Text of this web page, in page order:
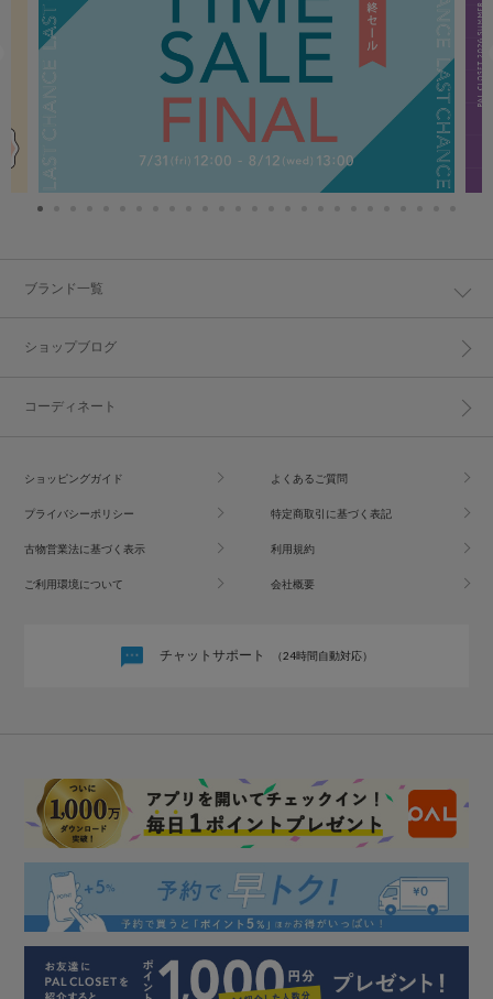
ブランド一覧
ショップブログ
コーディネート
ショッピングガイド よくあるご質問
プライバシーポリシー 特定商取引に基づく表記
古物営業法に基づく表示 利用規約
ご利用環境について 会社概要
チャットサポート （24時間自動対応）